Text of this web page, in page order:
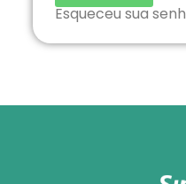
Esqueceu sua